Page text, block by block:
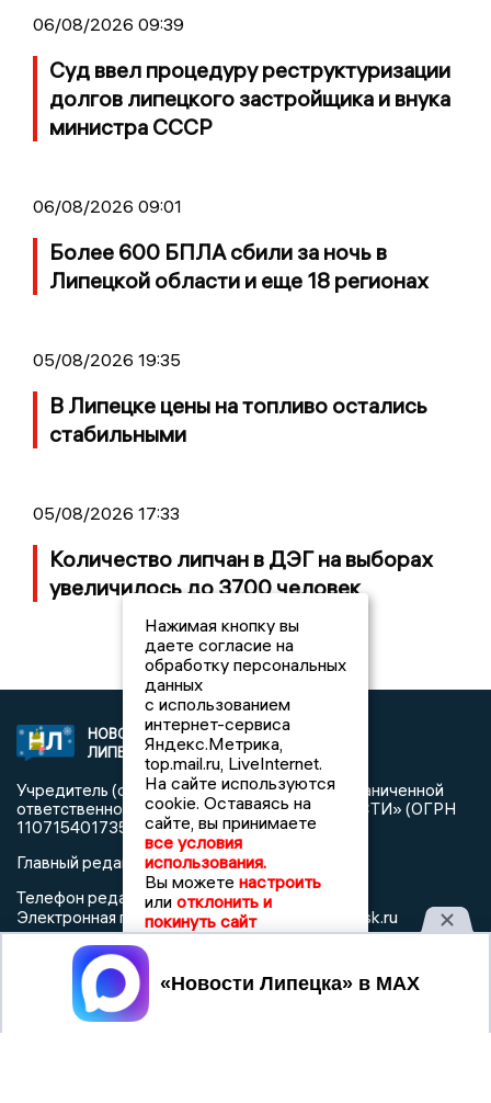
06/08/2026 09:39
Суд ввел процедуру реструктуризации
долгов липецкого застройщика и внука
министра СССР
06/08/2026 09:01
Более 600 БПЛА сбили за ночь в
Липецкой области и еще 18 регионах
05/08/2026 19:35
В Липецке цены на топливо остались
стабильными
05/08/2026 17:33
Количество липчан в ДЭГ на выборах
увеличилось до 3700 человек
НОВОСТИ
ЛИПЕЦКА
2021 © NEWSLIPETSK.RU | СИ
«Новости Липецка»
Учредитель (соучредители): Общество с ограниченной
ответственностью «РЕГИОНАЛЬНЫЕ НОВОСТИ» (ОГРН
1107154017354)
Главный редактор: Герцог Е.Г.
Телефон редакции: +7 903 699 9427
Электронная почта редакции:info@newslipetsk.ru
Регистрационный номер: серия Эл № ФС77-82247 от 23
ноября 2021 г. согласно выписке из реестра
зарегистрированных средств массовой информации
выдана Федеральной службой по надзору в сфере связи,
информационных технологий и массовых коммуникаций
Нажимая кнопку вы
даете согласие на
обработку персональных
данных
с использованием
интернет-сервиса
Яндекс.Метрика,
top.mail.ru, LiveInternet.
На сайте используются
cookie. Оставаясь на
сайте, вы принимаете
все условия
использования.
Вы можете настроить
или отклонить и
покинуть сайт
Принять